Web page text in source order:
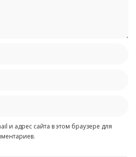
и адрес сайта в этом браузере для